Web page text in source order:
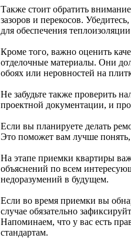
Также стоит обратить
зазоров и перекосов.
для обеспечения
Кроме того, важно оценить
отделочные материалы. Они
обоях или неровностей на
Не забудьте также проверить
проектной документации, и
Если вы планируете делать
Это поможет вам лучше понять,
На этапе приемки квартиры
объяснений по всем
недоразумений в будущем.
Если во время приемки вы
случае обязательно
Напоминаем, что у вас есть
стандартам.